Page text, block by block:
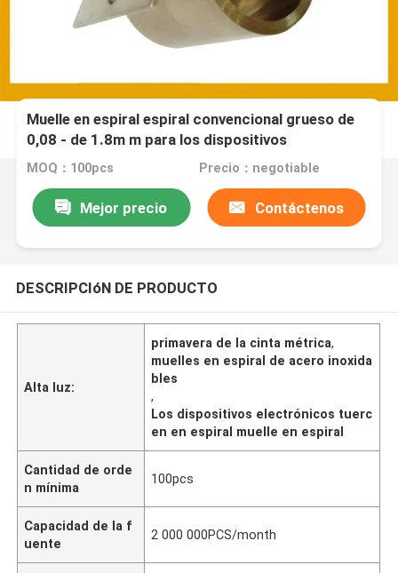
Muelle en espiral espiral convencional grueso de
0,08 - de 1.8m m para los dispositivos
electrónicos
MOQ：100pcs Precio：negotiable
Mejor precio Contáctenos
DESCRIPCIóN DE PRODUCTO
Alta luz:
primavera de la cinta métrica,
muelles en espiral de acero inoxida
bles
,
Los dispositivos electrónicos tuerc
en en espiral muelle en espiral
Cantidad de orde
n mínima
100pcs
Capacidad de la f
uente
2 000 000PCS/month